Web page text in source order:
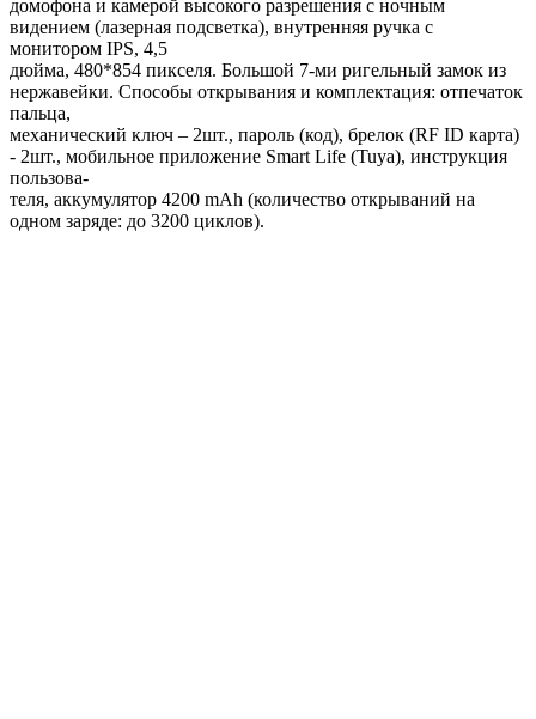
домофона и камерой высокого разрешения с ночным
видением (лазерная подсветка), внутренняя ручка с
монитором IPS, 4,5
дюйма, 480*854 пикселя. Большой 7-ми ригельный замок из
нержавейки. Способы открывания и комплектация: отпечаток
пальца,
механический ключ – 2шт., пароль (код), брелок (RF ID карта)
- 2шт., мобильное приложение Smart Life (Tuya), инструкция
пользова-
теля, аккумулятор 4200 mAh (количество открываний на
одном заряде: до 3200 циклов).